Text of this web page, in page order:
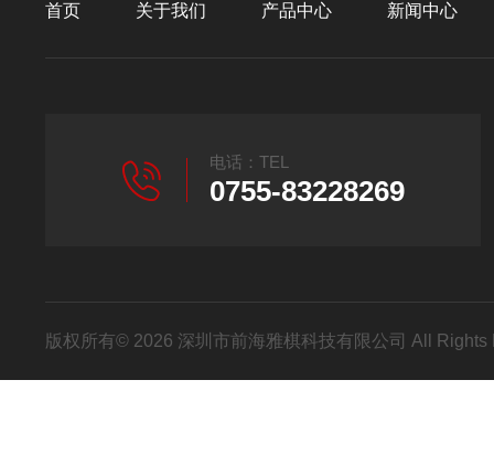
首页 关于我们 产品中心 新闻中心
电话：TEL
0755-83228269
版权所有© 2026 深圳市前海雅棋科技有限公司 All